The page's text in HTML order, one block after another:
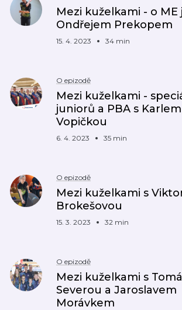
Mezi kuželkami - o ME
Ondřejem Prekopem
15. 4. 2023 34 min
O epizodě
Mezi kuželkami -
juniorů a PBA s Karlem
Vopičkou
6. 4. 2023 35 min
O epizodě
Mezi kuželkami s
Brokešovou
15. 3. 2023 32 min
O epizodě
Mezi kuželkami s
Severou a Jaroslavem
Morávkem